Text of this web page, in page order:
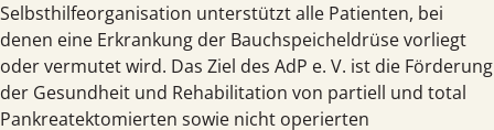
Selbsthilfeorganisation unterstützt alle Patienten, bei
denen eine Erkrankung der Bauchspeicheldrüse vorliegt
oder vermutet wird. Das Ziel des AdP e. V. ist die Förderung
der Gesundheit und Rehabilitation von partiell und total
Pankreatektomierten sowie nicht operierten